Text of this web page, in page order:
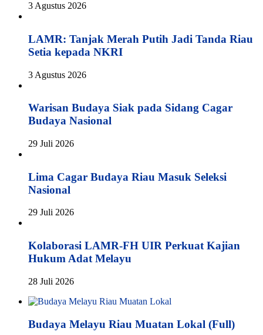
3 Agustus 2026
LAMR: Tanjak Merah Putih Jadi Tanda Riau
Setia kepada NKRI
3 Agustus 2026
Warisan Budaya Siak pada Sidang Cagar
Budaya Nasional
29 Juli 2026
Lima Cagar Budaya Riau Masuk Seleksi
Nasional
29 Juli 2026
Kolaborasi LAMR-FH UIR Perkuat Kajian
Hukum Adat Melayu
28 Juli 2026
Budaya Melayu Riau Muatan Lokal (Full)